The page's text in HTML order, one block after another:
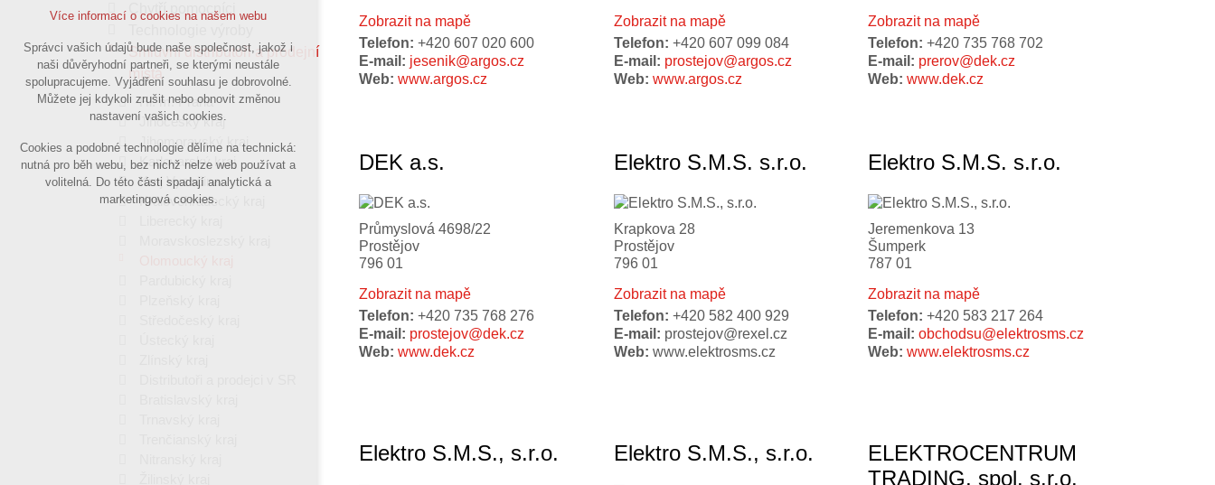
Chytří pomocníci
Smluvní distributoři a prodejní
místa
Hl. m. Praha
Jihočeský kraj
Jihomoravský kraj
Karlovarský kraj
Kraj Vysočina
Královehradecký kraj
Zobrazit na mapě
Telefon: +420 607 020 600
E-mail: jesenik@argos.cz
Web: www.argos.cz
Zobrazit na mapě
Telefon: +420 607 099 084
E-mail: prostejov@argos.cz
Web: www.argos.cz
Zobrazit na mapě
Telefon: +420 735 768 702
E-mail: prerov@dek.cz
Web: www.dek.cz
DEK a.s.
Průmyslová 4698/22
Prostějov
796 01
Zobrazit na mapě
Telefon: +420 735 768 276
E-mail: prostejov@dek.cz
Web: www.dek.cz
Elektro S.M.S. s.r.o.
Krapkova 28
Prostějov
796 01
Zobrazit na mapě
Telefon: +420 582 400 929
E-mail: prostejov@rexel.cz
Web: www.elektrosms.cz
Elektro S.M.S. s.r.o.
Jeremenkova 13
Šumperk
787 01
Zobrazit na mapě
Telefon: +420 583 217 264
E-mail: obchodsu@elektrosms.cz
Web:www.elektrosms.cz
Elektro S.M.S., s.r.o. Elektro S.M.S., s.r.o.
ELEKTROCENTRUM
TRADING, spol. s.r.o.
Volitelná cookies
vyhodnocení návštěvnosti
marketingová cookies
(Google,Sklik,Hotjar)
Přijmout všechny cookies
Více informací o cookies na našem webu
Správci vašich údajů bude naše společnost, jakož i
naši důvěryhodní partneři, se kterými neustále
spolupracujeme. Vyjádření souhlasu je dobrovolné.
Můžete jej kdykoli zrušit nebo obnovit změnou
nastavení vašich cookies.
Cookies a podobné technologie dělíme na technická:
nutná pro běh webu, bez nichž nelze web používat a
volitelná. Do této části spadají analytická a
marketingová cookies.